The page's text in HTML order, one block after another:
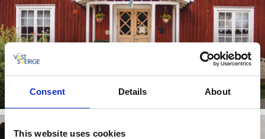
Consent Details About
This website uses cookies
Vandrerhjem
Læs mere